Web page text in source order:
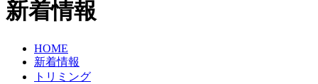
新着情報
HOME
新着情報
トリミング